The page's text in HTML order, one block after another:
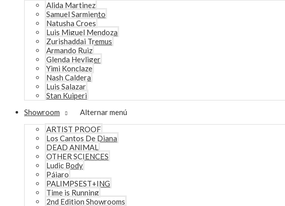
Alida Martinez
Samuel Sarmiento
Natusha Croes
Luis Miguel Mendoza
Zurishaddai Tremus
Armando Ruiz
Glenda Heyliger
Yimi Konclaze
Nash Caldera
Luis Salazar
Stan Kuiperi
Showroom
Alternar menú
ARTIST PROOF
Los Cantos De Diana
DEAD ANIMAL
OTHER SCIENCES
Ludic Body
Pájaro
PALIMPSEST+ING
Time is Running
2nd Edition Showrooms